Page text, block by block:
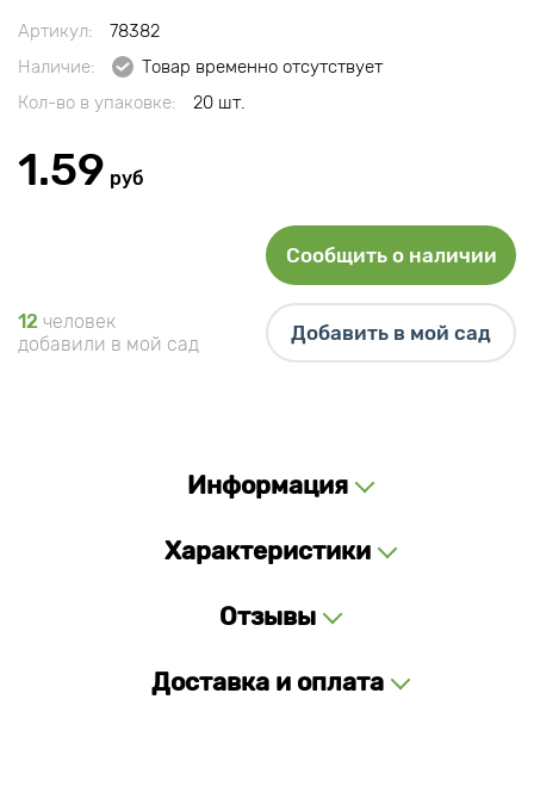
Артикул:
78382
Наличие:
Товар временно отсутствует
Кол-во в упаковке:
20 шт.
1.59 руб
Сообщить о наличии
12 человек
добавили в мой сад
Добавить в мой сад
Информация
Характеристики
Отзывы
Доставка и оплата